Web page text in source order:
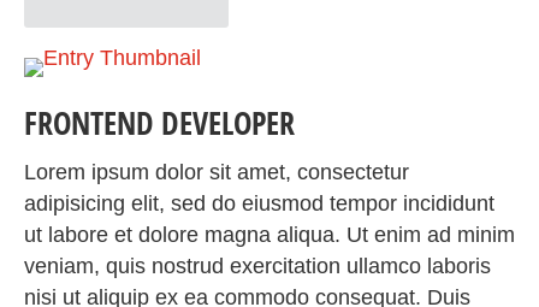
FRONTEND DEVELOPER
Lorem ipsum dolor sit amet, consectetur
adipisicing elit, sed do eiusmod tempor incididunt
ut labore et dolore magna aliqua. Ut enim ad minim
veniam, quis nostrud exercitation ullamco laboris
nisi ut aliquip ex ea commodo consequat. Duis